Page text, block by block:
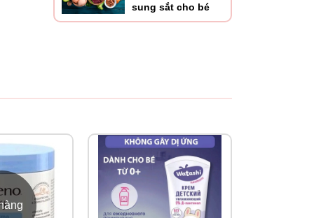
sung sắt cho bé